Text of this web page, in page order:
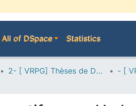
All of DSpace Statistics
2- [ VRPG] Thèses de Doctorat en Sciences